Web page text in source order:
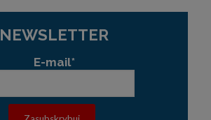
NEWSLETTER
E-mail*